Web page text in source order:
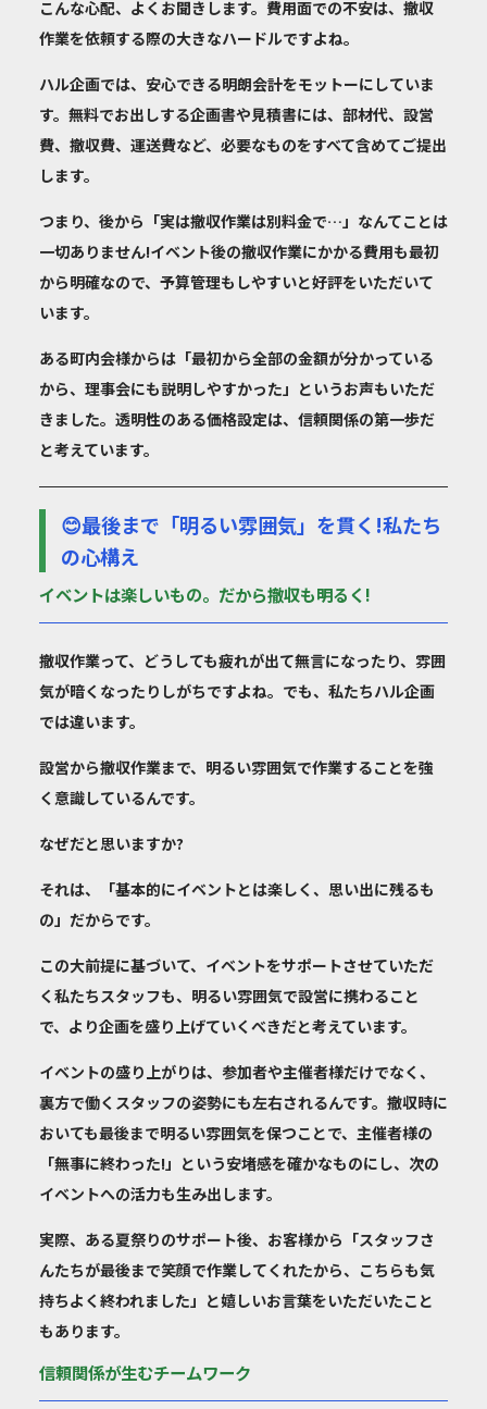
こんな心配、よくお聞きします。費用面での不安は、撤収
作業を依頼する際の大きなハードルですよね。
ハル企画では、 安心できる明朗会計をモットーにしていま
す。無料でお出しする企画書や見積書には、部材代、設営
費、撤収費、運送費など、 必要なものをすべて含めてご提出
します。
つまり、後から「実は撤収作業は別料金で…」なんてことは
一切ありません!イベント後の撤収作業にかかる費用も最初
から明確なので、予算管理もしやすいと好評をいただいて
います。
ある町内会様からは「最初から全部の金額が分かっている
から、理事会にも説明しやすかった」というお声もいただ
きました。透明性のある価格設定は、信頼関係の第一歩だ
と考えています。
😊最後まで「明るい雰囲気」を貫く!私たち
の心構え
イベントは楽しいもの。だから撤収も明るく!
撤収作業って、どうしても疲れが出て無言になったり、雰囲
気が暗くなったりしがちですよね。でも、私たちハル企画
では違います。
設営から撤収作業まで、明るい雰囲気で作業することを強
く意識しているんです。
なぜだと思いますか?
それは、「基本的にイベントとは楽しく、思い出に残るも
の」だからです。
この大前提に基づいて、イベントをサポートさせていただ
く私たちスタッフも、明るい雰囲気で設営に携わること
で、より企画を盛り上げていくべきだと考えています。
イベントの盛り上がりは、参加者や主催者様だけでなく、
裏方で働くスタッフの姿勢にも左右されるんです。撤収時に
おいても最後まで明るい雰囲気を保つことで、主催者様の
「無事に終わった!」という安堵感を確かなものにし、次の
イベントへの活力も生み出します。
実際、ある夏祭りのサポート後、お客様から「スタッフさ
んたちが最後まで笑顔で作業してくれたから、こちらも気
持ちよく終われました」と嬉しいお言葉をいただいたこと
もあります。
信頼関係が生むチームワーク